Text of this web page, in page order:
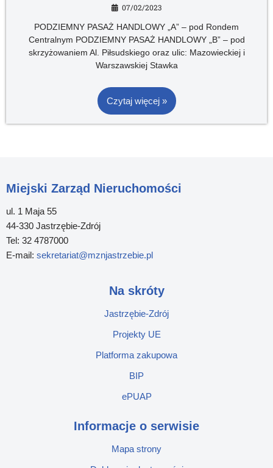
07/02/2023
PODZIEMNY PASAŻ HANDLOWY „A” – pod Rondem
Centralnym PODZIEMNY PASAŻ HANDLOWY „B” – pod
skrzyżowaniem Al. Piłsudskiego oraz ulic: Mazowieckiej i
Warszawskiej Stawka
Czytaj więcej »
Miejski Zarząd Nieruchomości
ul. 1 Maja 55
44-330 Jastrzębie-Zdrój
Tel: 32 4787000
E-mail: sekretariat@mznjastrzebie.pl
Na skróty
Jastrzębie-Zdrój
Projekty UE
Platforma zakupowa
BIP
ePUAP
Informacje o serwisie
Mapa strony